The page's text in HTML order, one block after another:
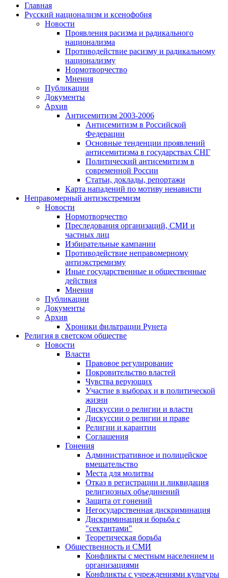
Главная
Русский национализм и ксенофобия
Новости
Проявления расизма и радикального
национализма
Противодействие расизму и радикальному
национализму
Нормотворчество
Мнения
Публикации
Документы
Архив
Антисемитизм 2003-2006
Антисемитизм в Российской
Федерации
Основные тенденции проявлений
антисемитизма в государствах СНГ
Политический антисемитизм в
современной России
Статьи, доклады, репортажи
Карта нападений по мотиву ненависти
Неправомерный антиэкстремизм
Новости
Нормотворчество
Преследования организаций, СМИ и
частных лиц
Избирательные кампании
Противодействие неправомерному
антиэкстремизму
Иные государственные и общественные
действия
Мнения
Публикации
Документы
Архив
Хроники фильтрации Рунета
Религия в светском обществе
Новости
Власти
Правовое регулирование
Покровительство властей
Чувства верующих
Участие в выборах и в политической
жизни
Дискуссии о религии и власти
Дискуссии о религии и праве
Религии и карантин
Соглашения
Гонения
Административное и полицейское
вмешательство
Места для молитвы
Отказ в регистрации и ликвидация
религиозных объединений
Защита от гонений
Негосударственная дискриминация
Дискриминация и борьба с
"сектантами"
Теоретическая борьба
Общественность и СМИ
Конфликты с местным населением и
организациями
Конфликты с учреждениями культуры